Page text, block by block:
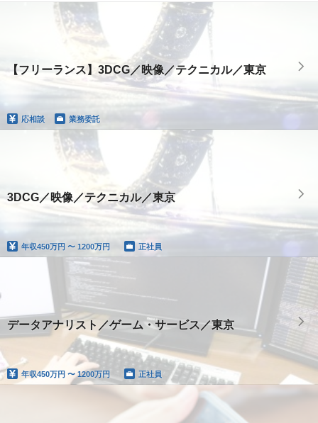
【フリーランス】3DCG／映像／テクニカル／東京
応相談 業務委託
3DCG／映像／テクニカル／東京
年収450万円 〜 1200万円 正社員
データアナリスト／ゲーム・サービス／東京
年収450万円 〜 1200万円 正社員